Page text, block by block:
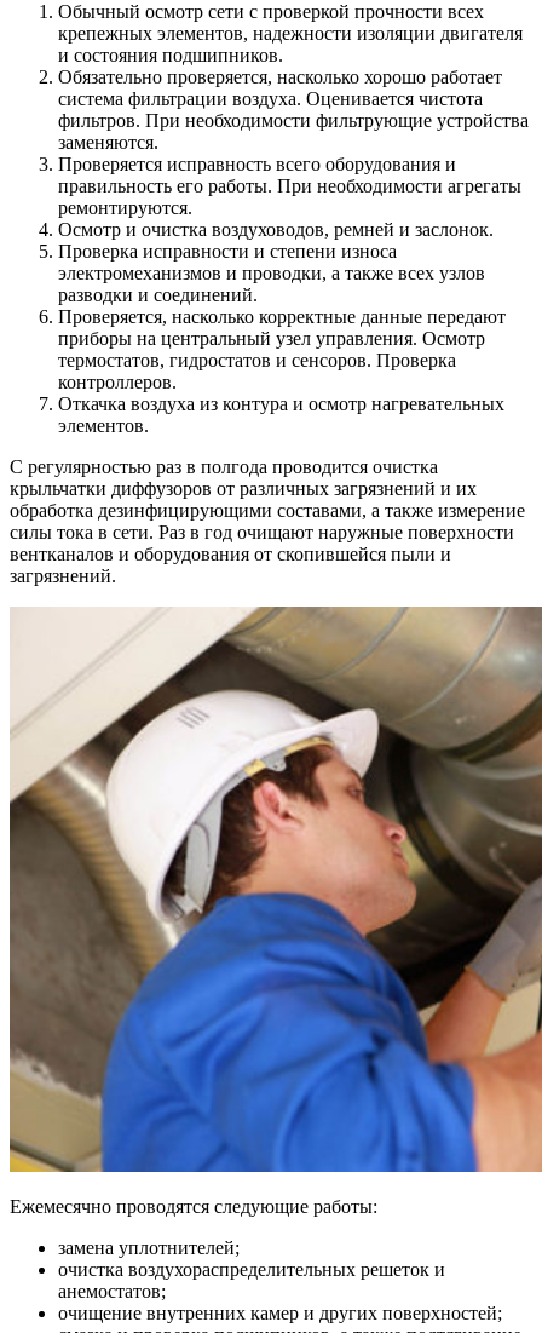
Обычный осмотр сети с проверкой прочности всех
крепежных элементов, надежности изоляции двигателя
и состояния подшипников.
Обязательно проверяется, насколько хорошо работает
система фильтрации воздуха. Оценивается чистота
фильтров. При необходимости фильтрующие устройства
заменяются.
Проверяется исправность всего оборудования и
правильность его работы. При необходимости агрегаты
ремонтируются.
Осмотр и очистка воздуховодов, ремней и заслонок.
Проверка исправности и степени износа
электромеханизмов и проводки, а также всех узлов
разводки и соединений.
Проверяется, насколько корректные данные передают
приборы на центральный узел управления. Осмотр
термостатов, гидростатов и сенсоров. Проверка
контроллеров.
Откачка воздуха из контура и осмотр нагревательных
элементов.
С регулярностью раз в полгода проводится очистка
крыльчатки диффузоров от различных загрязнений и их
обработка дезинфицирующими составами, а также измерение
силы тока в сети. Раз в год очищают наружные поверхности
вентканалов и оборудования от скопившейся пыли и
загрязнений.
Ежемесячно проводятся следующие работы:
замена уплотнителей;
очистка воздухораспределительных решеток и
анемостатов;
очищение внутренних камер и других поверхностей;